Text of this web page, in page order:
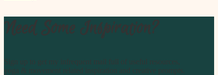
Need Some Inspiration?
Sign up to get my infrequent mail full of useful resources,
yoga & movement related inspiration and creative prompts.